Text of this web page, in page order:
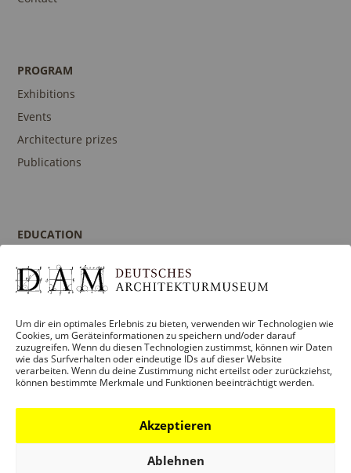
Um dir ein optimales Erlebnis zu bieten, verwenden wir Technologien wie
Cookies, um Geräteinformationen zu speichern und/oder darauf
zuzugreifen. Wenn du diesen Technologien zustimmst, können wir Daten
wie das Surfverhalten oder eindeutige IDs auf dieser Website
verarbeiten. Wenn du deine Zustimmung nicht erteilst oder zurückziehst,
können bestimmte Merkmale und Funktionen beeinträchtigt werden.
Akzeptieren
Ablehnen
PROGRAM
Exhibitions
Events
Architecture prizes
Publications
EDUCATION
Guidances and Tours
Contact person
DAM Digital Collection